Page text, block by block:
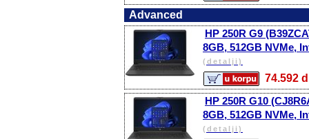
Advanced
HP 250R G9
8GB, 512GB NVMe,
(detalji)
HP 250R G10
8GB, 512GB NVMe,
(detalji)